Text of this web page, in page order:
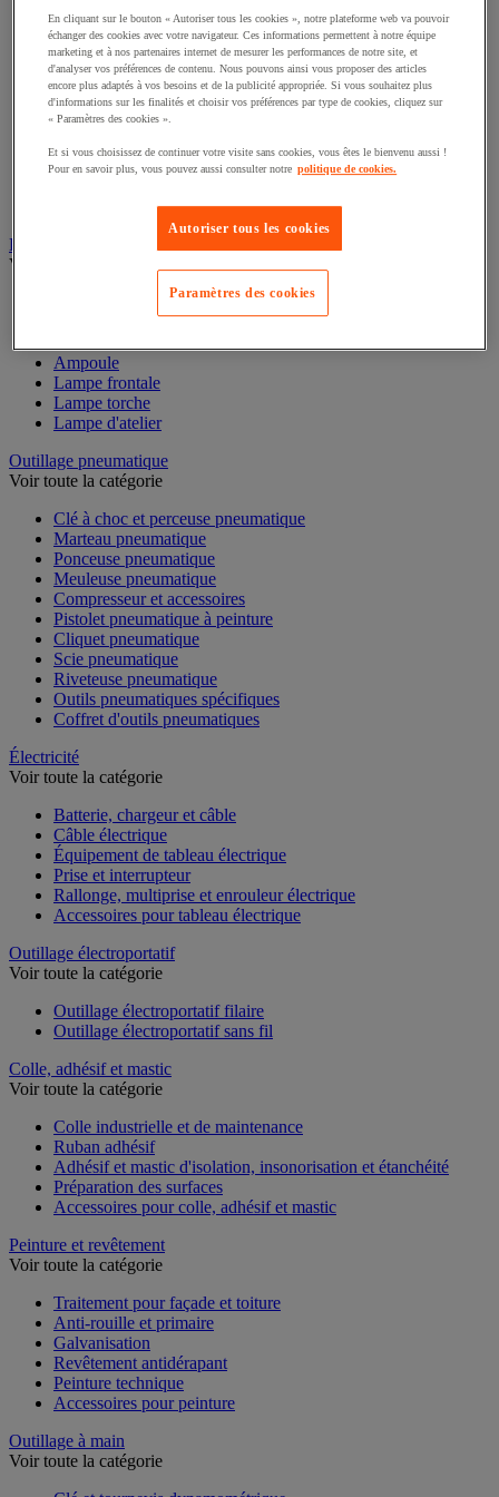
Vis
Tige filetée
Pointe, clou et agrafe
Cheville et goujon
Poignée de porte, fenêtre et meuble
Paumelle, gond et penture
Rondelle
Douille, insert, ressort et filet rapporté
Garniture pour porte, fenêtre et portail
Éclairage
Voir toute la catégorie
Projecteur de chantier
Ampoule
Lampe frontale
Lampe torche
Lampe d'atelier
Outillage pneumatique
Voir toute la catégorie
Clé à choc et perceuse pneumatique
Marteau pneumatique
Ponceuse pneumatique
Meuleuse pneumatique
Compresseur et accessoires
Pistolet pneumatique à peinture
Cliquet pneumatique
Scie pneumatique
Riveteuse pneumatique
Outils pneumatiques spécifiques
Coffret d'outils pneumatiques
Électricité
Voir toute la catégorie
Batterie, chargeur et câble
Câble électrique
Équipement de tableau électrique
Prise et interrupteur
Rallonge, multiprise et enrouleur électrique
Accessoires pour tableau électrique
Outillage électroportatif
Voir toute la catégorie
Outillage électroportatif filaire
Outillage électroportatif sans fil
Colle, adhésif et mastic
Voir toute la catégorie
Colle industrielle et de maintenance
Ruban adhésif
Adhésif et mastic d'isolation, insonorisation et étanchéité
Préparation des surfaces
Accessoires pour colle, adhésif et mastic
Peinture et revêtement
Voir toute la catégorie
Traitement pour façade et toiture
Anti-rouille et primaire
Galvanisation
Revêtement antidérapant
Peinture technique
Accessoires pour peinture
Outillage à main
Voir toute la catégorie
En cliquant sur le bouton « Autoriser tous les cookies », notre plateforme web va pouvoir
échanger des cookies avec votre navigateur. Ces informations permettent à notre équipe
marketing et à nos partenaires internet de mesurer les performances de notre site, et
d'analyser vos préférences de contenu. Nous pouvons ainsi vous proposer des articles
encore plus adaptés à vos besoins et de la publicité appropriée. Si vous souhaitez plus
d'informations sur les finalités et choisir vos préférences par type de cookies, cliquez sur
« Paramètres des cookies ».
Et si vous choisissez de continuer votre visite sans cookies, vous êtes le bienvenu aussi !
Pour en savoir plus, vous pouvez aussi consulter notre politique de cookies.
Autoriser tous les cookies
Paramètres des cookies